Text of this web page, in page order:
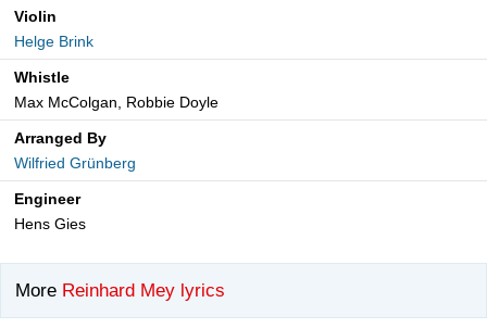
Violin
Helge Brink
Whistle
Max McColgan, Robbie Doyle
Arranged By
Wilfried Grünberg
Engineer
Hens Gies
More Reinhard Mey lyrics